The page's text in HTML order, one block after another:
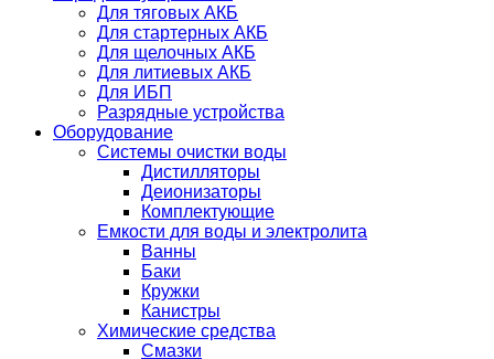
Для тяговых АКБ
Для стартерных АКБ
Для щелочных АКБ
Для литиевых АКБ
Для ИБП
Разрядные устройства
Оборудование
Системы очистки воды
Дистилляторы
Деионизаторы
Комплектующие
Емкости для воды и электролита
Ванны
Баки
Кружки
Канистры
Химические средства
Смазки